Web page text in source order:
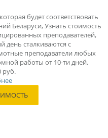
будет соответствовать
Беларуси, Узнать стоимость
преподавателей,
день сталкиваются с
преподаватели любых
работы от 10-ти дней.
руб.